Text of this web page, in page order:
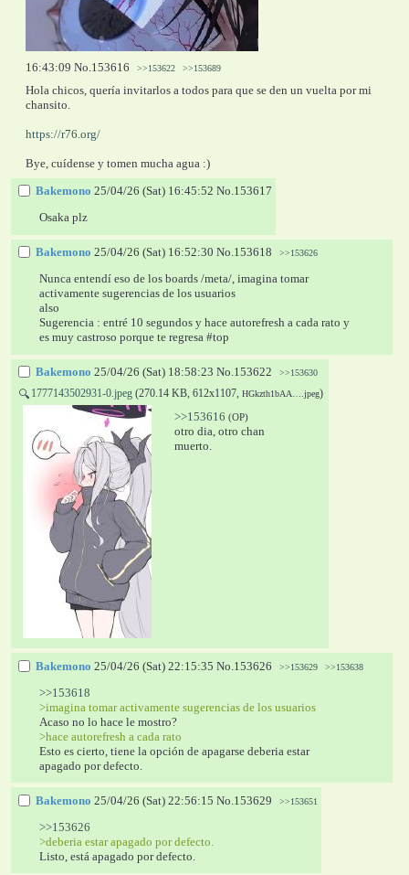
16:43:09 No.153616 >>153622 >>153689
Hola chicos, quería invitarlos a todos para que se den un vuelta por mi
chansito.
https://r76.org/
Bye, cuídense y tomen mucha agua :)
Bakemono 25/04/26 (Sat) 16:45:52 No.153617
Osaka plz
Bakemono 25/04/26 (Sat) 16:52:30 No.153618 >>153626
Nunca entendí eso de los boards /meta/, imagina tomar
activamente sugerencias de los usuarios
also
Sugerencia : entré 10 segundos y hace autorefresh a cada rato y
es muy castroso porque te regresa #top
Bakemono 25/04/26 (Sat) 18:58:23 No.153622 >>153630
🔍 1777143502931-0.jpeg (270.14 KB, 612x1107, HGkzth1bAA….jpeg)
>>153616 (OP)
otro dia, otro chan
muerto.
Bakemono 25/04/26 (Sat) 22:15:35 No. 153626 >>153629 >>153638
>>153618
>imagina tomar activamente sugerencias de los usuarios
Acaso no lo hace le mostro?
>hace autorefresh a cada rato
Esto es cierto, tiene la opción de apagarse deberia estar
apagado por defecto.
Bakemono 25/04/26 (Sat) 22:56:15 No. 153629 >>153651
>>153626
>deberia estar apagado por defecto.
Listo, está apagado por defecto.